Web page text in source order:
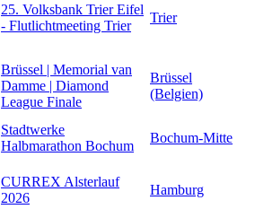
25. Volksbank Trier Eifel
- Flutlichtmeeting Trier
Trier
Brüssel | Memorial van
Damme | Diamond
League Finale
Brüssel
(Belgien)
Stadtwerke
Halbmarathon Bochum
Bochum-Mitte
CURREX Alsterlauf
2026
Hamburg